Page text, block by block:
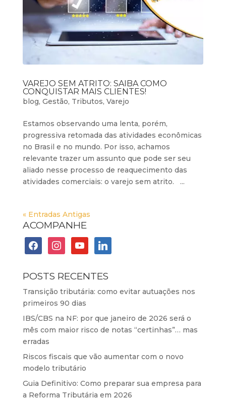
VAREJO SEM ATRITO: SAIBA COMO
CONQUISTAR MAIS CLIENTES!
blog, Gestão, Tributos, Varejo
Estamos observando uma lenta, porém,
progressiva retomada das atividades econômicas
no Brasil e no mundo. Por isso, achamos
relevante trazer um assunto que pode ser seu
aliado nesse processo de reaquecimento das
atividades comerciais: o varejo sem atrito. ...
« Entradas Antigas
ACOMPANHE
facebookinstagramyoutubelinkedin
POSTS RECENTES
Transição tributária: como evitar autuações nos
primeiros 90 dias
IBS/CBS na NF: por que janeiro de 2026 será o
mês com maior risco de notas “certinhas”… mas
erradas
Riscos fiscais que vão aumentar com o novo
modelo tributário
Guia Definitivo: Como preparar sua empresa para
a Reforma Tributária em 2026